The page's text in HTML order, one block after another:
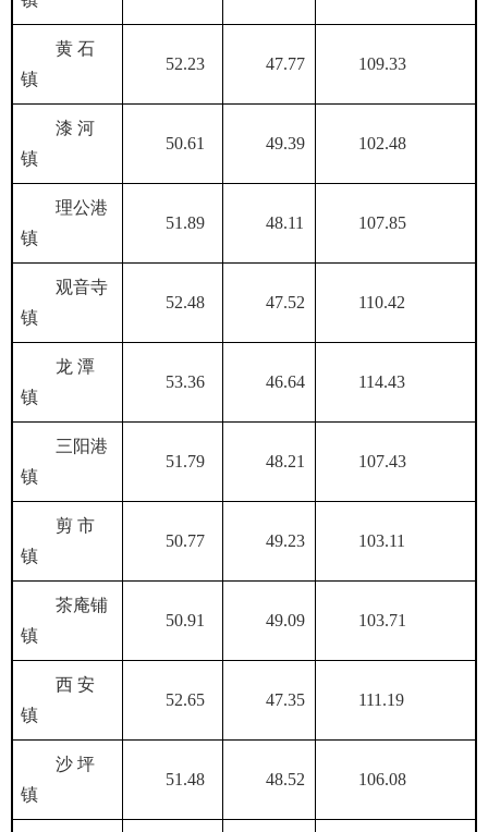
黄 石
镇
52.23 47.77 109.33
漆 河
镇
50.61 49.39 102.48
理公港
镇
51.89 48.11 107.85
观音寺
镇
52.48 47.52 110.42
龙 潭
镇
53.36 46.64 114.43
三阳港
镇
51.79 48.21 107.43
剪 市
镇
50.77 49.23 103.11
茶庵铺
镇
50.91 49.09 103.71
西 安
镇
52.65 47.35 111.19
沙 坪
镇
51.48 48.52 106.08